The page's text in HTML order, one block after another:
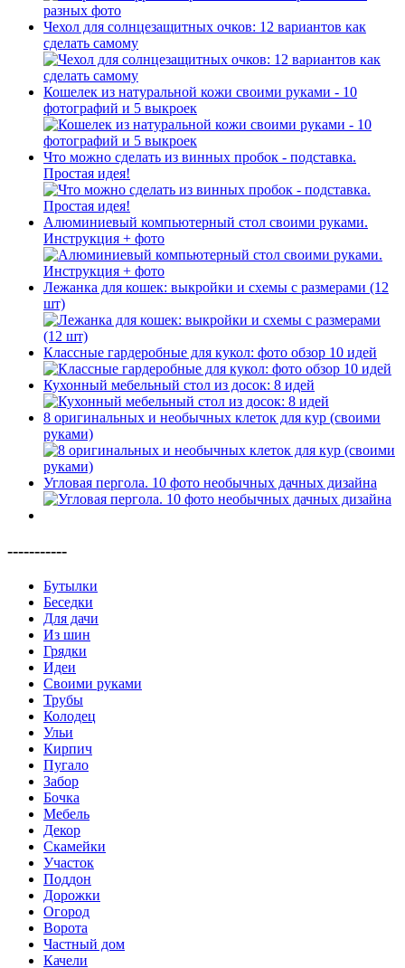
Чехол для солнцезащитных очков: 12 вариантов как
сделать самому
Кошелек из натуральной кожи своими руками - 10
фотографий и 5 выкроек
Что можно сделать из винных пробок - подставка.
Простая идея!
Алюминиевый компьютерный стол своими руками.
Инструкция + фото
Лежанка для кошек: выкройки и схемы с размерами (12
шт)
Классные гардеробные для кукол: фото обзор 10 идей
Кухонный мебельный стол из досок: 8 идей
8 оригинальных и необычных клеток для кур (своими
руками)
Угловая пергола. 10 фото необычных дачных дизайна
-----------
Бутылки
Беседки
Для дачи
Из шин
Грядки
Идеи
Своими руками
Трубы
Колодец
Ульи
Кирпич
Пугало
Забор
Бочка
Мебель
Декор
Скамейки
Участок
Поддон
Дорожки
Огород
Ворота
Частный дом
Качели